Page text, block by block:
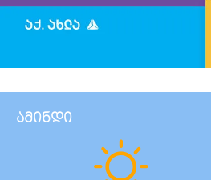
ამინდი